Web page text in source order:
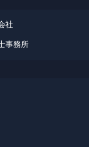
社
事務所